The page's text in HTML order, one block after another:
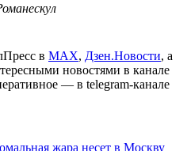
в МАХ, Дзен.Новости, а
новостями в канале
— в telegram-канале
жара несет в Москву